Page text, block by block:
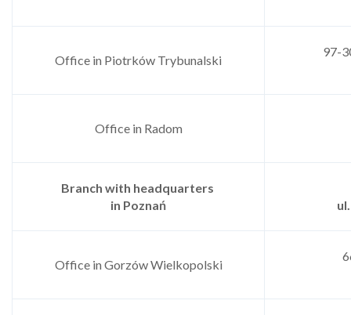
Office in Piotrków Trybunalski
97-
Office in Radom
Branch with headquarters
in Poznań
Office in Gorzów Wielkopolski